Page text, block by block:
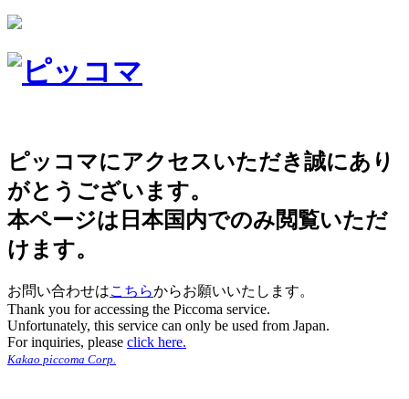
ピッコマにアクセスいただき誠にあり
がとうございます。
本ページは日本国内でのみ閲覧いただ
けます。
お問い合わせはこちらからお願いいたします。
Thank you for accessing the Piccoma service.
Unfortunately, this service can only be used from Japan.
For inquiries, please click here.
Kakao piccoma Corp.